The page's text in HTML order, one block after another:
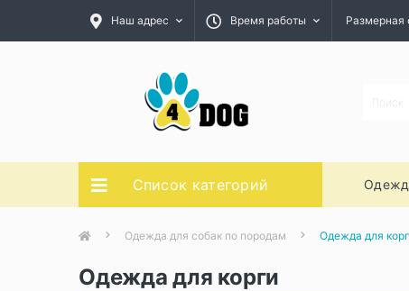
Наш адрес Время работы Размерная
Список категорий
Одежда для собак по породам Одежда для
Одежда для корги